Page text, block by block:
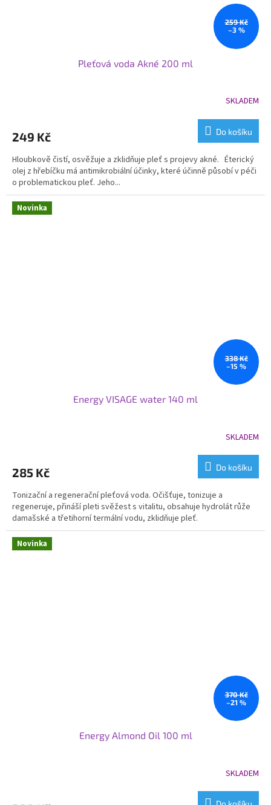
259 Kč
–3 %
Pleťová voda Akné 200 ml
je
z
5
hvězdiček.
SKLADEM
249 Kč Do košíku
Hloubkově čistí, osvěžuje a zklidňuje pleť s projevy akné. Éterický
olej z hřebíčku má antimikrobiální účinky, které účinně působí v péči
o problematickou pleť. Jeho...
Novinka
338 Kč
–15 %
Energy VISAGE water 140 ml
je
z
5
hvězdiček.
SKLADEM
285 Kč Do košíku
Tonizační a regenerační pleťová voda. Očišťuje, tonizuje a
regeneruje, přináší pleti svěžest s vitalitu, obsahuje hydrolát růže
damašské a třetihorní termální vodu, zklidňuje pleť.
Novinka
370 Kč
–21 %
Energy Almond Oil 100 ml
SKLADEM